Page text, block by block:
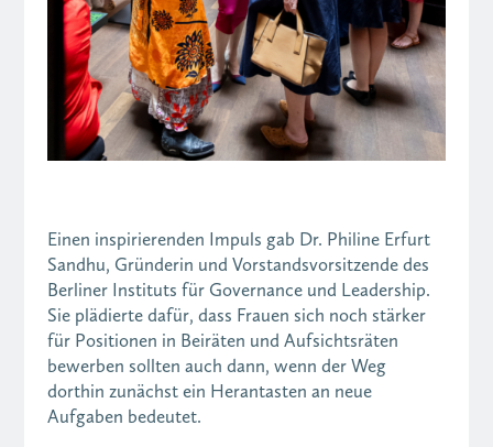
Einen inspirierenden Impuls gab Dr. Philine Erfurt
Sandhu, Gründerin und Vorstandsvorsitzende des
Berliner Instituts für Governance und Leadership.
Sie plädierte dafür, dass Frauen sich noch stärker
für Positionen in Beiräten und Aufsichtsräten
bewerben sollten auch dann, wenn der Weg
dorthin zunächst ein Herantasten an neue
Aufgaben bedeutet.